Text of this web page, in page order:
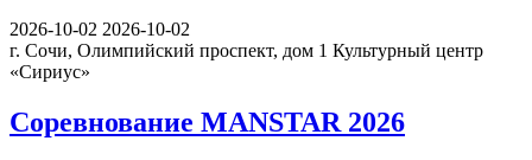
2026-10-02 2026-10-02
г. Сочи, Олимпийский проспект, дом 1 Культурный центр
«Сириус»
Соревнование MANSTAR 2026